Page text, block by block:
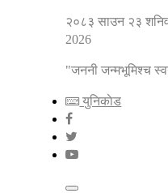
२०८३ साउन २३
2026
"जननी जन्मभूमिश्च
युनिकाेड